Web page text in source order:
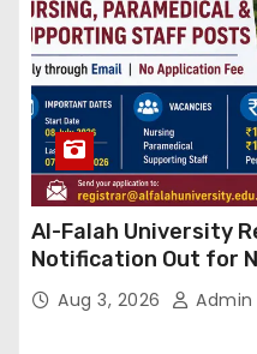
Al-Falah University
Notification Out for
Supporting Staff
Aug 3, 2026 Admin